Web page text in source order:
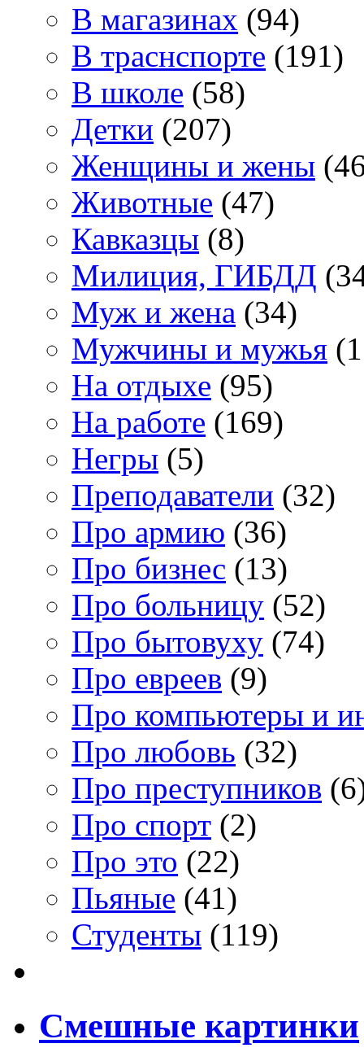
В магазинах (94)
В траснспорте (191)
В школе (58)
Детки (207)
Женщины и жены
Животные (47)
Кавказцы (8)
Милиция, ГИБДД
Муж и жена (34)
Мужчины и мужья
На отдыхе (95)
На работе (169)
Негры (5)
Преподаватели (32)
Про армию (36)
Про бизнес (13)
Про больницу (52)
Про бытовуху (74)
Про евреев (9)
Про компьютеры и
Про любовь (32)
Про преступников
Про спорт (2)
Про это (22)
Пьяные (41)
Студенты (119)
Смешные картинки